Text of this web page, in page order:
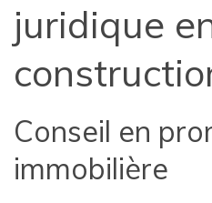
juridique
Conseil en
immobilière